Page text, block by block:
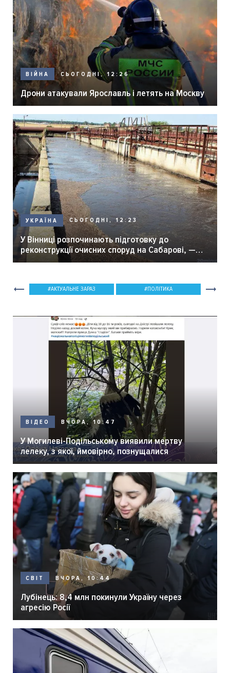
ВІЙНА СЬОГОДНІ, 12:26
Дрони атакували Ярославль і летять на Москву
УКРАЇНА СЬОГОДНІ, 12:23
У Вінниці розпочинають підготовку до
реконструкції очисних споруд на Сабарові, —
мер Вінниці.
АКТУАЛЬНЕ ЗАРАЗ ПОЛІТИКА
ВІДЕО ВЧОРА, 10:47
У Могилеві-Подільському виявили мертву
лелеку, з якої, ймовірно, познущалися
СВІТ ВЧОРА, 10:44
Лубінець: 8,4 млн покинули Україну через
агресію Росії